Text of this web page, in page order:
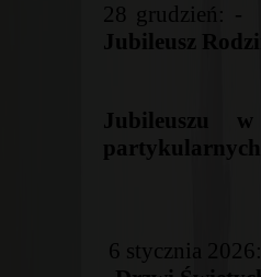
28 grudzień: -
Jubileusz
Jubileuszu w
partykularnych
6 stycznia 2026: